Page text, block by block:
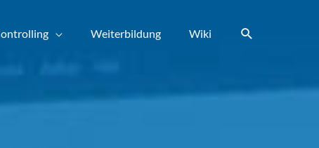
Weiterbildung Wiki Suchen